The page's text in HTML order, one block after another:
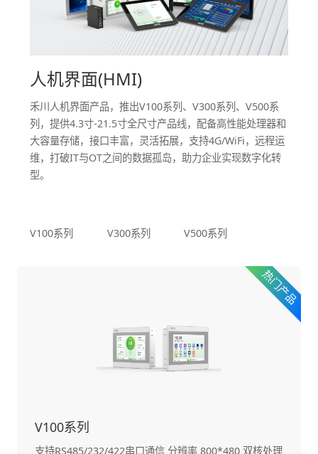
人机界面(HMI)
禾川人机界面产品，推出V100系列、V300系列、V500系
列，提供4.3寸-21.5寸全尺寸产品线，配备高性能处理器和
大容量存储，接口丰富，灵活拓展，支持4G/WiFi，远程运
维，打破IT与OT之间的数据孤岛，助力企业实现数字化转
型。
V100系列 V300系列 V500系列
V100系列
支持RS485/232/422串口通信 分辨率 800*480 双核处理